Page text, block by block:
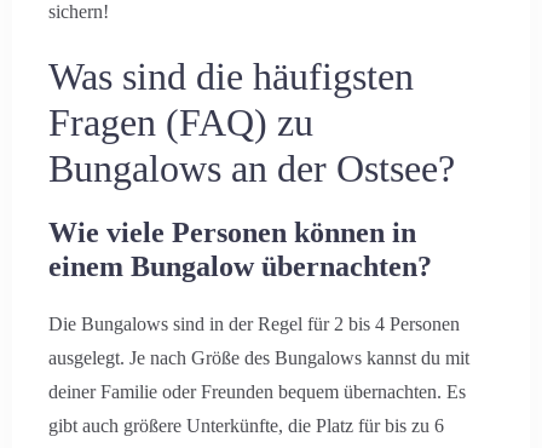
sichern!
Was sind die häufigsten
Fragen (FAQ) zu
Bungalows an der Ostsee?
Wie viele Personen können in
einem Bungalow übernachten?
Die Bungalows sind in der Regel für 2 bis 4 Personen
ausgelegt. Je nach Größe des Bungalows kannst du mit
deiner Familie oder Freunden bequem übernachten. Es
gibt auch größere Unterkünfte, die Platz für bis zu 6